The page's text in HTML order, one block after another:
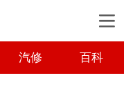
汽修 百科